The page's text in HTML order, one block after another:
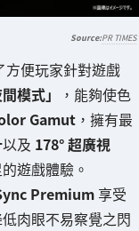
PR TIMES
方便玩家針對遊戲
間模式」
，能夠使色
Gamut ，擁有最
以及 178° 超廣視
遊戲體驗。
Premium 享受
肉眼不易察覺之閃